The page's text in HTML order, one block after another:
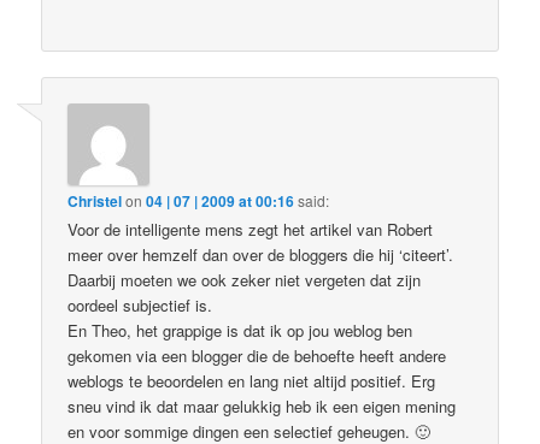
Christelon04 | 07 | 2009 at 00:16said:
Voor de intelligente mens zegt het artikel van Robert
meer over hemzelf dan over de bloggers die hij ‘citeert’.
Daarbij moeten we ook zeker niet vergeten dat zijn
oordeel subjectief is.
En Theo, het grappige is dat ik op jou weblog ben
gekomen via een blogger die de behoefte heeft andere
weblogs te beoordelen en lang niet altijd positief. Erg
sneu vind ik dat maar gelukkig heb ik een eigen mening
en voor sommige dingen een selectief geheugen. 🙂